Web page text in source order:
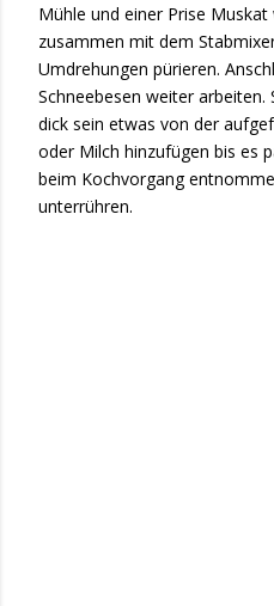
Mühle und einer Prise Muskat
zusammen mit dem
Umdrehungen pürieren.
Schneebesen weiter
dick sein etwas von der
oder Milch hinzufügen bis es
beim Kochvorgang
unterrühren.